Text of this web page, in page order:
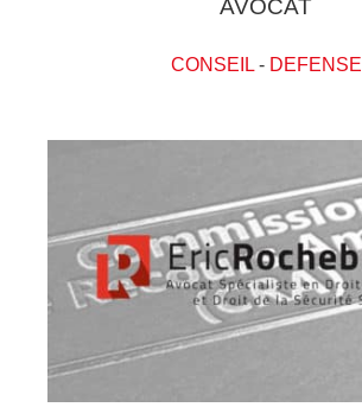
AVOCAT
CONSEIL- DEFENSE